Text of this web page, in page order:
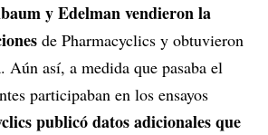
y Edelman vendieron la
de Pharmacyclics y obtuvieron
Aún así, a medida que pasaba el
participaban en los ensayos
publicó datos adicionales que